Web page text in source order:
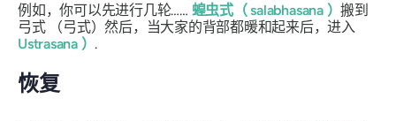
例如，你可以先进行几轮…… 蝗虫式（salabhasana）搬到
弓式（弓式）然后，当大家的背部都暖和起来后，进入
Ustrasana） .
恢复